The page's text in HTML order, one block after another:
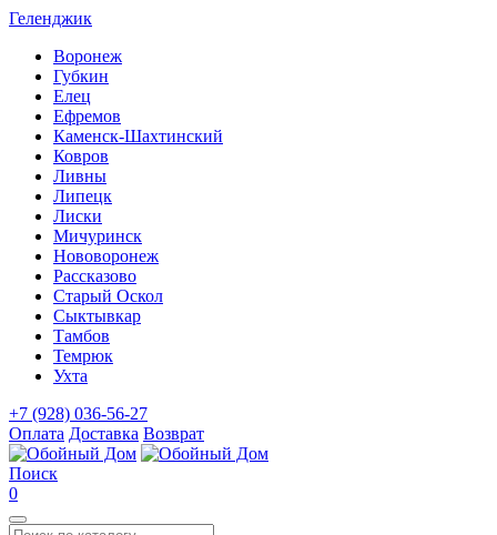
Геленджик
Воронеж
Губкин
Елец
Ефремов
Каменск-Шахтинский
Ковров
Ливны
Липецк
Лиски
Мичуринск
Нововоронеж
Рассказово
Старый Оскол
Сыктывкар
Тамбов
Темрюк
Ухта
+7 (928) 036-56-27
Оплата Доставка Возврат
Поиск
0